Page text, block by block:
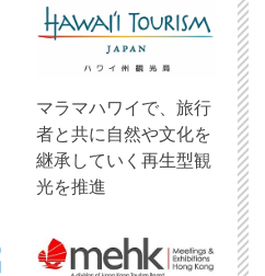
マラマハワイで、旅行
者と共に自然や文化を
継承していく再生型観
光を推進